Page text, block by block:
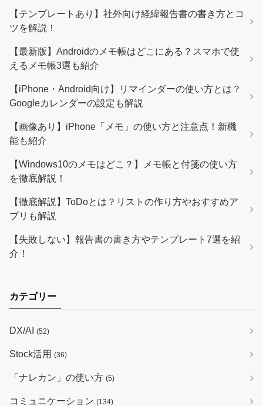
【テンプレートあり】社外向け経緯報告書の書き方とコ
ツを解説！
【最新版】Androidのメモ帳はどこにある？スマホで使
えるメモ帳3選も紹介
【iPhone・Android向け】リマインダーの使い方とは？
Googleカレンダーの設定も解説
【画像あり】iPhone「メモ」の使い方と注意点！新機
能も紹介
【Windows10のメモはどこ？】メモ帳と付箋の使い方
を徹底解説！
【徹底解説】ToDoとは？リストの作り方やおすすめア
プリも解説
【失敗しない】報告書の書き方やテンプレート7選を紹
介！
カテゴリー
DX/AI (52)
Stock活用 (36)
「ナレカン」の使い方 (5)
コミュニケーション (134)